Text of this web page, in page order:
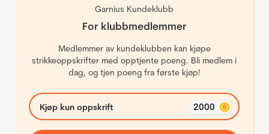
Garnius Kundeklubb
For klubbmedlemmer
Medlemmer av kundeklubben kan kjøpe
strikkeoppskrifter med opptjente poeng. Bli medlem i
dag, og tjen poeng fra første kjøp!
Kjøp kun oppskrift 2000